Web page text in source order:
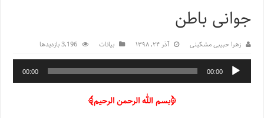
جوانی باطن
زهرا حبیبی مشکینی آذر ۲۴, ۱۳۹۸ بیانات 3,196 بازدیدها
00:00
00:00
﴿بسم الله الرحمن الرحیم﴾